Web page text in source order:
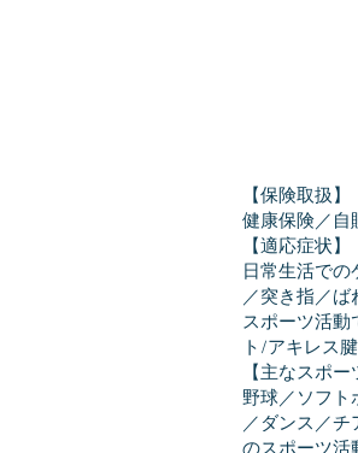
【保険取扱】
健康保険／自
【適応症状】
日常生活で
／突き指／ば
スポーツ活動
ト/アキレス
【主なスポー
野球／ソフト
／ダンス／